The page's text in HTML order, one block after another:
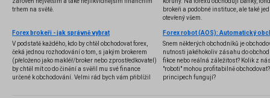
trhem na světě.
brokeři a podobné instituce, ale také
otevřený všem.
Forex brokeři - jak správně vybrat
V podstatě každého, kdo by chtěl obchodovat forex,
čeká jednou rozhodování o tom, s jakým brokerem
(přeloženo jako makléř/broker nebo zprostředkovatel)
by chtěl mít co do činění a svěřil mu své finance
určené k obchodování. Velmi rád bych vám přiblížil
Snem některých obchodníků je
nutnosti jakéhokoliv zásahu do
fikce nebo reálná záležitost? Kolik z
"roboti" mohou profitabilně
principech fungují?